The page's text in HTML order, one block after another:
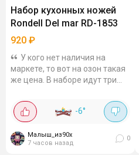
Набор кухонных ножей
Rondell Del mar RD-1853
920 ₽
У кого нет наличия на
маркете, то вот на озон такая
же цена. В наборе идут три
(поварской, универсальный,
нож для овощей) + классная
разделочная...
-6°
Малыш_из90х
7 часов назад
0